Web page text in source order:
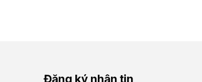
Đăng ký nhận tin